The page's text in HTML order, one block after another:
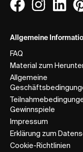
Allgemeine
FAQ
Material zum
Allgemeine
Gewinnspiele
Impressum
Erklärung zum
Cookie-Richtlinien